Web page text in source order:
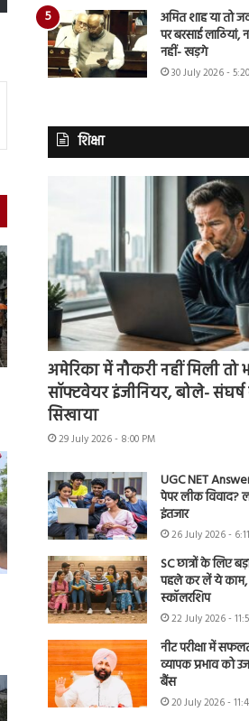
अमित शाह या तो
पर बरसाई
नहीं- खड़गे
30 July 2026 -
शिक्षा
अमेरिका में नौकरी नहीं मिली तो
सॉफ्टवेयर इंजीनियर, बोले-
सिखाया
29 July 2026 - 8:00 PM
UGC NET
पेपर लीक विवाद?
इंतजार
26 July 2026 -
SC छात्रों के लिए
पहले कर लें ये
स्कॉलरशिप
22 July 2026 -
नीट परीक्षा में
व्यापक प्रभाव को
बैंस
20 July 2026 -